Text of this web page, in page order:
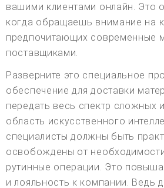
вашими клиентами онлайн. Это
когда обращаешь внимание на
предпочитающих современные
поставщиками.
Разверните это специальное
обеспечение для доставки
передать весь спектр сложных
область искусственного
специалисты должны быть
освобождены от
рутинные операции. Это
и лояльность к компании. Ведь